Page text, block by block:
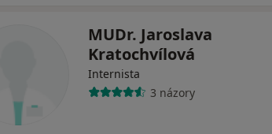
MUDr. Jaroslava
Kratochvílová
Internista
3 názory